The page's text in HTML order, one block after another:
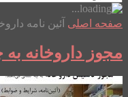
صفحه اصلی آئین نامه
مجوز داروخانه